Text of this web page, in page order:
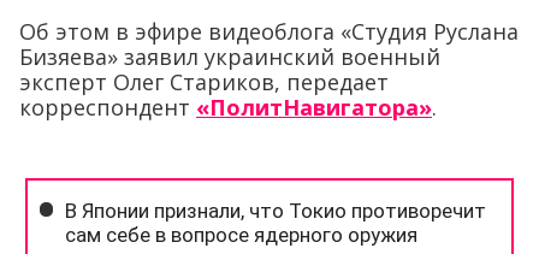
Об этом в эфире видеоблога «Студия Руслана
Бизяева» заявил украинский военный
эксперт Олег Стариков, передает
корреспондент «ПолитНавигатора».